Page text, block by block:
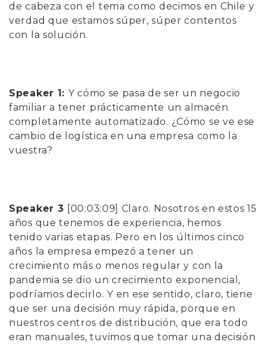
de cabeza con el tema como decimos en Chile y
verdad que estamos súper, súper contentos
con la solución.
Speaker 1: Y cómo se pasa de ser un negocio
familiar a tener prácticamente un almacén
completamente automatizado. ¿Cómo se ve ese
cambio de logística en una empresa como la
vuestra?
Speaker 3 [00:03:09] Claro. Nosotros en estos 15
años que tenemos de experiencia, hemos
tenido varias etapas. Pero en los últimos cinco
años la empresa empezó a tener un
crecimiento más o menos regular y con la
pandemia se dio un crecimiento exponencial,
podríamos decirlo. Y en ese sentido, claro, tiene
que ser una decisión muy rápida, porque en
nuestros centros de distribución, que era todo
eran manuales, tuvimos que tomar una decisión